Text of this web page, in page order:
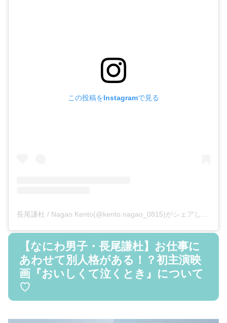
この投稿をInstagramで見る
【なにわ男子・長尾謙杜】お仕事に
あわせて別人格がある！？初主演映
画『おいしくて泣くとき』について
♡